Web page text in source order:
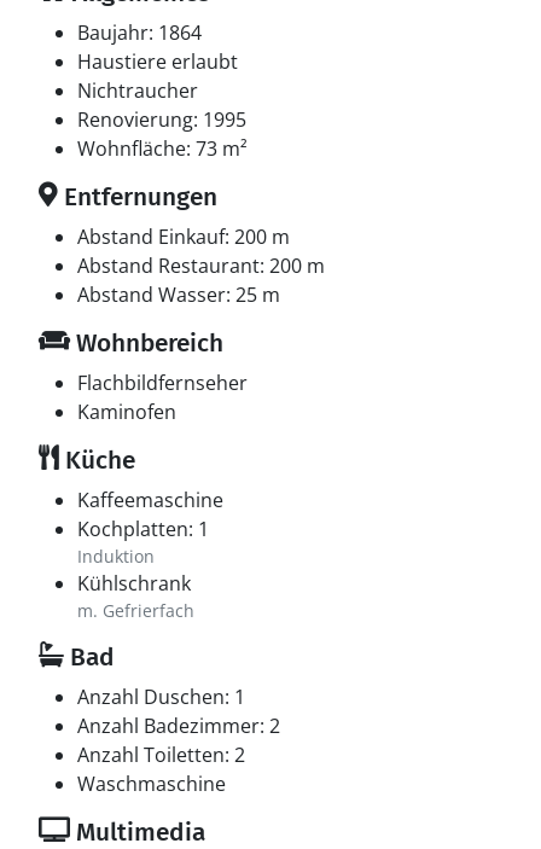
Baujahr: 1864
Haustiere erlaubt
Nichtraucher
Renovierung: 1995
Wohnfläche: 73 m²
Entfernungen
Abstand Einkauf: 200 m
Abstand Restaurant: 200 m
Abstand Wasser: 25 m
Wohnbereich
Flachbildfernseher
Kaminofen
Küche
Kaffeemaschine
Kochplatten: 1
Induktion
Kühlschrank
m. Gefrierfach
Bad
Anzahl Duschen: 1
Anzahl Badezimmer: 2
Anzahl Toiletten: 2
Waschmaschine
Multimedia